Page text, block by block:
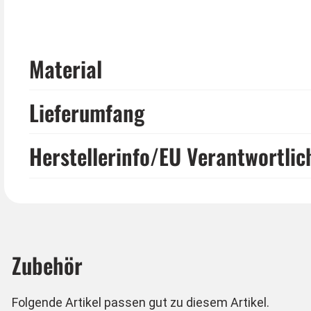
Material
Lieferumfang
Herstellerinfo/EU
Zubehör
Folgende Artikel passen gut zu diesem Artikel.